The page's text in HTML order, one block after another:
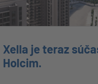
Xella je teraz
Holcim.